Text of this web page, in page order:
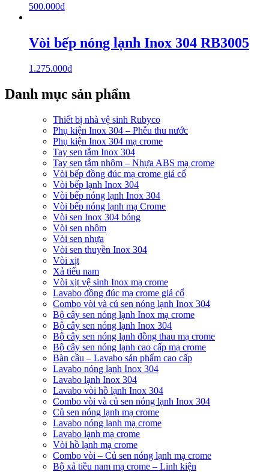
500.000₫
Vòi bếp nóng lạnh Inox 304 RB3005
1.275.000₫
Danh mục sản phẩm
Thiết bị nhà vệ sinh Rubyco
Phụ kiện Inox 304 – Phễu thu nước
Phụ kiện Inox 304 mạ crome
Tay sen tắm Inox 304
Tay sen tắm nhôm – Nhựa ABS mạ crome
Vòi bếp đồng đúc mạ crome giả cổ
Vòi bếp lạnh Inox 304
Vòi bếp nóng lạnh Inox 304
Vòi bếp nóng lạnh mạ Crome
Vòi sen Inox 304 bóng
Vòi sen nhôm
Vòi sen nhựa
Vòi sen thuyền Inox 304
Vòi xịt
Xả tiểu nam
Vòi xịt vệ sinh Inox mạ crome
Lavabo đồng đúc mạ crome giả cổ
Combo vòi và củ sen nóng lạnh Inox 304
Bộ cây sen nóng lạnh Inox mạ crome
Bộ cây sen nóng lạnh Inox 304
Bộ cây sen nóng lạnh đồng thau mạ crome
Bộ cây sen nóng lạnh cao cấp mạ crome
Bàn cầu – Lavabo sản phẩm cao cấp
Lavabo nóng lạnh Inox 304
Lavabo lạnh Inox 304
Lavabo vòi hồ lạnh Inox 304
Combo vòi và củ sen nóng lạnh Inox 304
Củ sen nóng lạnh mạ crome
Lavabo nóng lạnh mạ crome
Lavabo lạnh mạ crome
Vòi hồ lạnh mạ crome
Combo vòi – Củ sen nóng lạnh mạ crome
Bộ xả tiều nam mạ crome – Linh kiện